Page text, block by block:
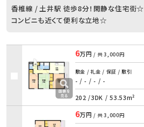
香椎線 / 土井駅 徒歩8分！閑静な住宅街☆
コンビニも近くて便利な立地☆
6万円 / 共3,000円
敷金 / 礼金 / 保証 / 敷引
- / - / - / -
202 /3DK /53.53m²
6万円 / 共3,000円